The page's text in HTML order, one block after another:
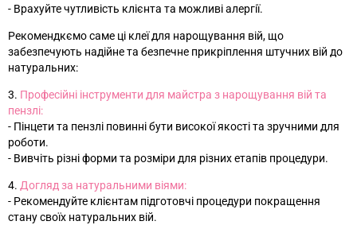
- Врахуйте чутливість клієнта та можливі алергії.
Рекомендкємо саме ці клеї для нарощування вій, що
забезпечують надійне та безпечне прикріплення штучних вій до
натуральних:
3. Професійні інструменти для майстра з нарощування вій та
пензлі:
- Пінцети та пензлі повинні бути високої якості та зручними для
роботи.
- Вивчіть різні форми та розміри для різних етапів процедури.
4. Догляд за натуральними віями:
- Рекомендуйте клієнтам підготовчі процедури покращення
стану своїх натуральних вій.